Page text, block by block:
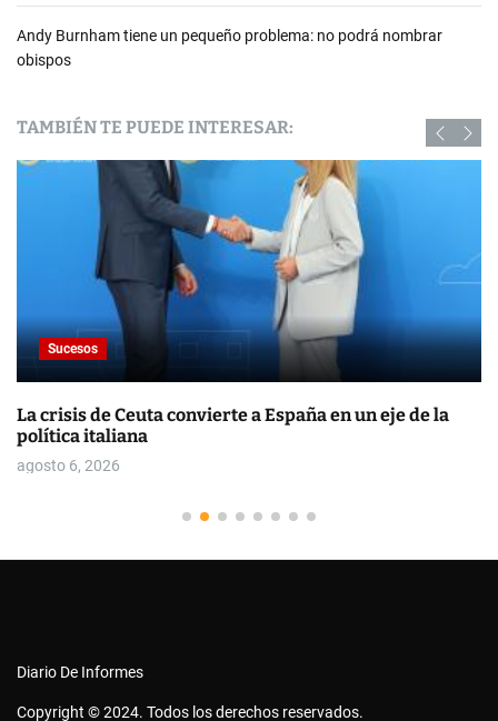
Andy Burnham tiene un pequeño problema: no podrá nombrar
obispos
TAMBIÉN TE PUEDE INTERESAR:
Sucesos
La crisis de Ceuta convierte a España en un eje de la
política italiana
agosto 6, 2026
Diario De Informes
Copyright © 2024. Todos los derechos reservados.